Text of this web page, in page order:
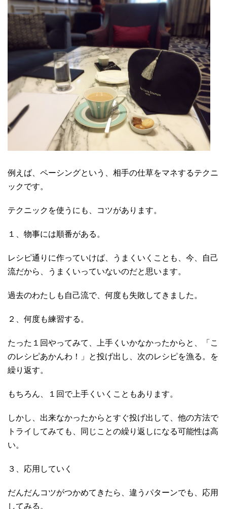
例えば、ペーシングという、相手の仕草をマネするテクニ
ックです。
テクニックを使うにも、コツがあります。
１、物事には順番がある。
レシピ通りに作っていけば、うまくいくことも、今、自己
流だから、うまくいっていないのだと思います。
過去のわたしも自己流で、何度も失敗してきました。
２、何度も練習する。
たった１回やってみて、上手くいかなかったからと、「こ
のレシピあかんわ！」と投げ出し、次のレシピを漁る。を
繰り返す。
もちろん、１回で上手くいくこともあります。
しかし、出来なかったからとすぐ投げ出して、他の方法で
トライしてみても、同じことの繰り返しになる可能性は高
い。
３、応用していく
だんだんコツがつかめてきたら、違うパターンでも、応用
してみる。